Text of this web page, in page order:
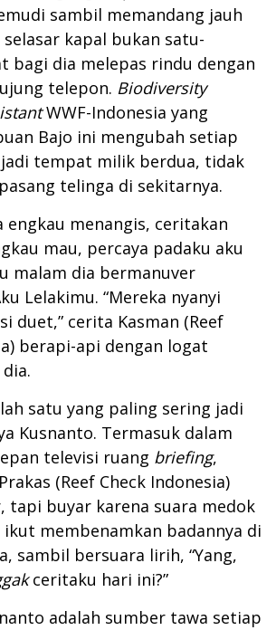
sambil memandang jauh
kapal bukan satu-
bagi dia melepas rindu dengan
telepon. Biodiversity
WWF-Indonesia yang
Bajo ini mengubah setiap
tempat milik berdua, tidak
telinga di sekitarnya.
engkau menangis, ceritakan
mau, percaya padaku aku
malam dia bermanuver
Lelakimu. “Mereka nyanyi
duet,” cerita Kasman (Reef
berapi-api dengan logat
satu yang paling sering jadi
Kusnanto. Termasuk dalam
televisi ruang briefing,
(Reef Check Indonesia)
tapi buyar karena suara medok
ikut membenamkan badannya di
sambil bersuara lirih, “Yang,
ceritaku hari ini?”
adalah sumber tawa setiap